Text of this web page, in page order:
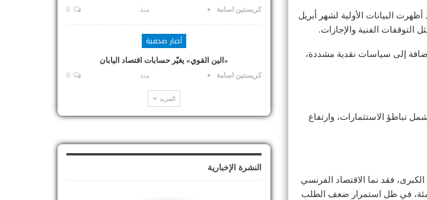
البيانات الأولية لشهر أبريل
إلى سياسات نقدية مشددة،
تباطؤ الاستثمارات، وارتفاع
فقد نما الاقتصاد الفرنسي
فقط خلال الفترة نفسها، بينما سجلت ألمانيا نمواً ضعيفاً بلغ 0.1 بالمئة، في ظل استمرار ضعف الطلب
كريستين اسامة منذ
أخبار صحفية
«الين القوي» يغيّر حسابات اقتصاد اليابان
كريستين اسامة منذ
المزيد
النشرة الإخبارية